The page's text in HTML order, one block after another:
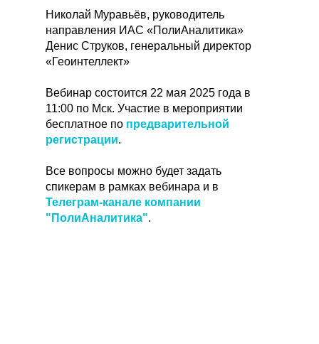
Николай Муравьёв, руководитель
направления ИАС «ПолиАналитика»
Денис Струков, генеральный директор
«Геоинтеллект»
Вебинар состоится 22 мая 2025 года в
11:00 по Мск. Участие в мероприятии
бесплатное по предварительной
регистрации.
Все вопросы можно будет задать
спикерам в рамках вебинара и в
Телеграм-канале компании
"ПолиАналитика".